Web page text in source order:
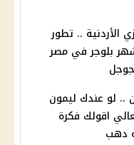
.. تطور
بلوجر في مصر
.. لو عندك ليمون
اقولك فكرة
دهب